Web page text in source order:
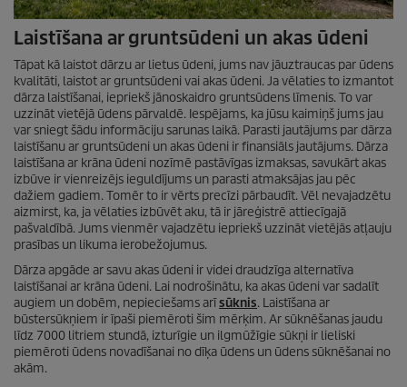
Laistīšana ar gruntsūdeni un akas ūdeni
Tāpat kā laistot dārzu ar lietus ūdeni, jums nav jāuztraucas par ūdens
kvalitāti, laistot ar gruntsūdeni vai akas ūdeni. Ja vēlaties to izmantot
dārza laistīšanai, iepriekš jānoskaidro gruntsūdens līmenis. To var
uzzināt vietējā ūdens pārvaldē. Iespējams, ka jūsu kaimiņš jums jau
var sniegt šādu informāciju sarunas laikā. Parasti jautājums par dārza
laistīšanu ar gruntsūdeni un akas ūdeni ir finansiāls jautājums. Dārza
laistīšana ar krāna ūdeni nozīmē pastāvīgas izmaksas, savukārt akas
izbūve ir vienreizējs ieguldījums un parasti atmaksājas jau pēc
dažiem gadiem. Tomēr to ir vērts precīzi pārbaudīt. Vēl nevajadzētu
aizmirst, ka, ja vēlaties izbūvēt aku, tā ir jāreģistrē attiecīgajā
pašvaldībā. Jums vienmēr vajadzētu iepriekš uzzināt vietējās atļauju
prasības un likuma ierobežojumus.
Dārza apgāde ar savu akas ūdeni ir videi draudzīga alternatīva
laistīšanai ar krāna ūdeni. Lai nodrošinātu, ka akas ūdeni var sadalīt
augiem un dobēm, nepieciešams arīsūknis. Laistīšana ar
būstersūkņiem ir īpaši piemēroti šim mērķim. Ar sūknēšanas jaudu
līdz 7000 litriem stundā, izturīgie un ilgmūžīgie sūkņi ir lieliski
piemēroti ūdens novadīšanai no dīķa ūdens un ūdens sūknēšanai no
akām.